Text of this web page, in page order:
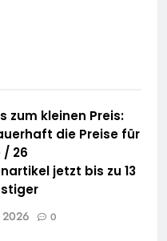
zum kleinen Preis:
die Preise für
/ 26
jetzt bis zu 13
2026 0